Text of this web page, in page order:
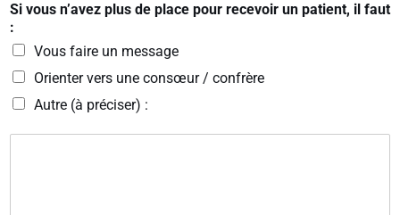
Si vous n’avez plus de place pour recevoir un patient, il faut
:
Vous faire un message
Orienter vers une consœur / confrère
Autre (à préciser) :